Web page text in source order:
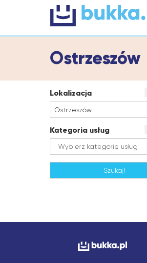
Ostrzeszów
Lokalizacja
Ostrzeszów
Kategoria usług